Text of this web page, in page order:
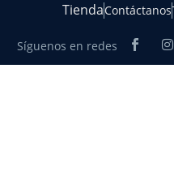
TiendaContáctanos
Síguenos en redes